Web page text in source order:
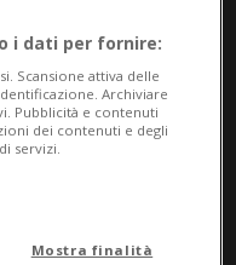
i dati per fornire:
Scansione attiva delle
Archiviare
Pubblicità e contenuti
dei contenuti e degli
servizi.
Mostra finalità